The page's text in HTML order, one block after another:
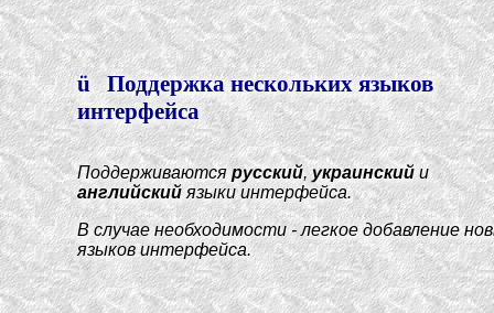
ü
Поддержка нескольких языков
интерфейса
Поддерживаютсярусский,украинский и
английский языки интерфейса.
В случае необходимости - легкое добавление
языков интерфейса.